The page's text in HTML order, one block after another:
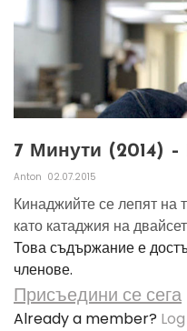
7 Минути (2014)
Anton 02.07.2015
Кинаджийте се лепят на
като катаджия на
Това съдържание е
членове.
Присъедини се сега
Already a member?